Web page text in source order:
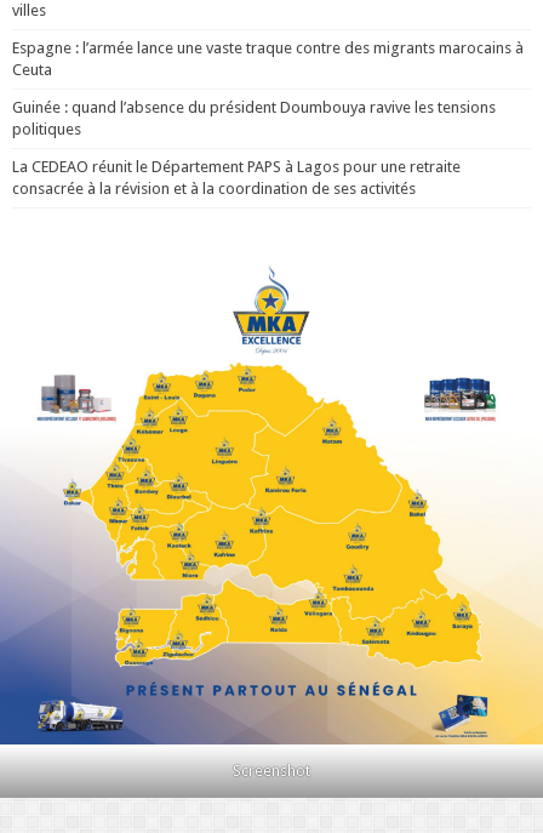
villes
Espagne : l’armée lance une vaste traque contre des migrants marocains à
Ceuta
Guinée : quand l’absence du président Doumbouya ravive les tensions
politiques
La CEDEAO réunit le Département PAPS à Lagos pour une retraite
consacrée à la révision et à la coordination de ses activités
Screenshot